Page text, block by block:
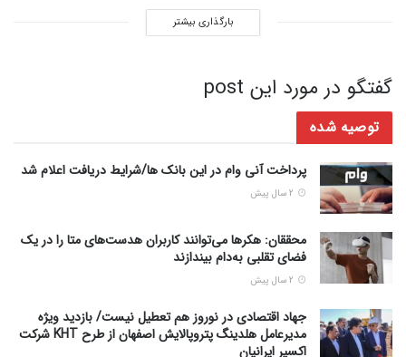
بارگذاری بیشتر
گفتگو در مورد این post
توصیه شده
پرداخت آنی وام در این بانک ها/شرایط دریافت اعلام شد
محققان: هکرها می‌توانند کاربران هدست‌های متا را در یک
فضای تقلبی به‌دام بیندازند
جهاد اقتصادی در نوروز هم تعطیل نیست/ بازدید ویژه
مدیرعامل هلدینگ پتروپالایش اصفهان از طرح KHT شرکت
اکسیر ایرانیان